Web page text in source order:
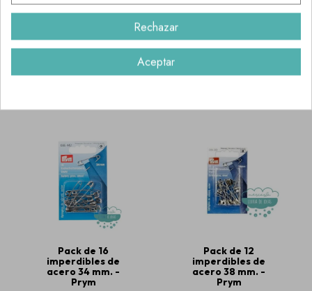
dorados surtidos -
Hemline Gold
6,95 €
imperdibles para
labores (tamaño
Pack de 16
imperdibles de
acero 34 mm. -
Prym
Pack de 12
imperdibles de
acero 38 mm. -
Prym
Rechazar
Aceptar